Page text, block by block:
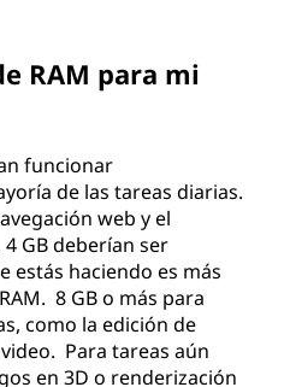
RAM para mi
funcionar
de las tareas diarias.
web y el
GB deberían ser
estás haciendo es más
8 GB o más para
como la edición de
Para tareas aún
en 3D o renderización